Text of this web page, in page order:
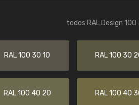
todos RAL Design 100
RAL 100 30 10 RAL 100 30
RAL 100 40 20 RAL 100 40